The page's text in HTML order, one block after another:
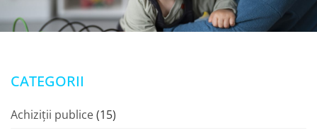
CATEGORII
Achiziții publice(15)